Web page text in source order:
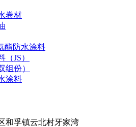
卷材
酯防水涂料
JS）
组份）
涂料
和孚镇云北村牙家湾